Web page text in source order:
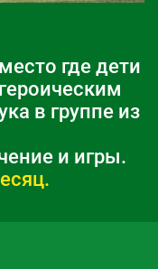
где дети
в группе из
и игры.